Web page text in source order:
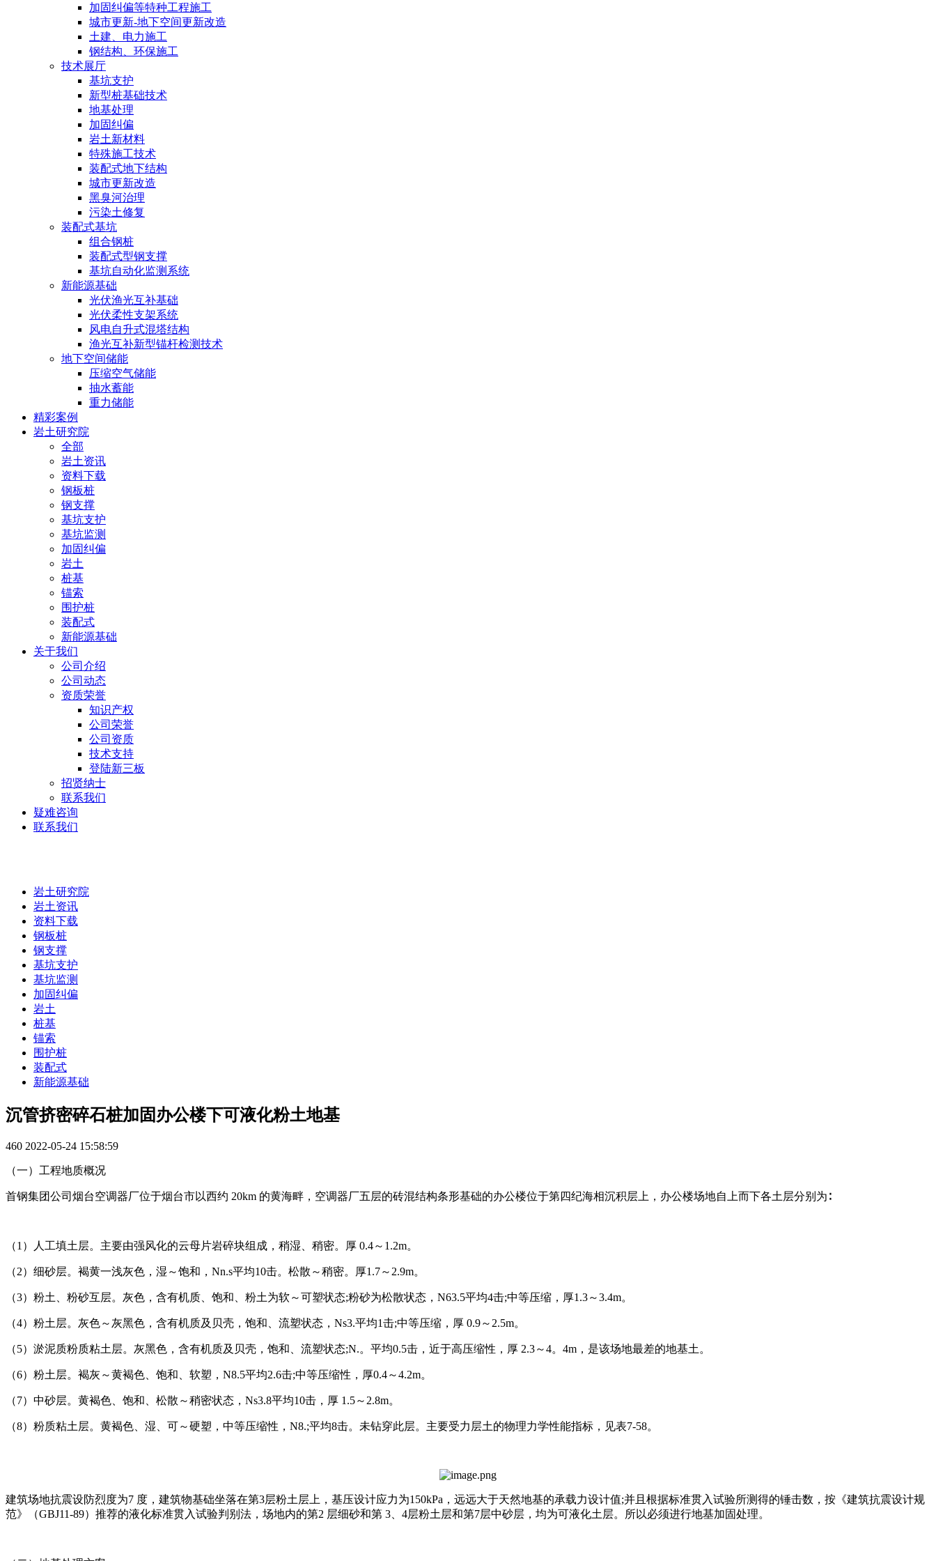
加固纠偏等特种工程施工
城市更新-地下空间更新改造
土建、电力施工
钢结构、环保施工
技术展厅
基坑支护
新型桩基础技术
地基处理
加固纠偏
岩土新材料
特殊施工技术
装配式地下结构
城市更新改造
黑臭河治理
污染土修复
装配式基坑
组合钢桩
装配式型钢支撑
基坑自动化监测系统
新能源基础
光伏渔光互补基础
光伏柔性支架系统
风电自升式混塔结构
渔光互补新型锚杆检测技术
地下空间储能
压缩空气储能
抽水蓄能
重力储能
精彩案例
岩土研究院
全部
岩土资讯
资料下载
钢板桩
钢支撑
基坑支护
基坑监测
加固纠偏
岩土
桩基
锚索
围护桩
装配式
新能源基础
关于我们
公司介绍
公司动态
资质荣誉
知识产权
公司荣誉
公司资质
技术支持
登陆新三板
招贤纳士
联系我们
疑难咨询
联系我们
岩土研究院
岩土资讯
资料下载
钢板桩
钢支撑
基坑支护
基坑监测
加固纠偏
岩土
桩基
锚索
围护桩
装配式
新能源基础
沉管挤密碎石桩加固办公楼下可液化粉土地基
460 2022-05-24 15:58:59
（一）工程地质概况
首钢集团公司烟台空调器厂位于烟台市以西约 20km 的黄海畔，空调器厂五层的砖混结构条形基础的办公楼位于第四纪海相沉积层上，办公楼场地自上而下各土层分别为∶
（1）人工填土层。主要由强风化的云母片岩碎块组成，稍湿、稍密。厚 0.4～1.2m。
（2）细砂层。褐黄一浅灰色，湿～饱和，Nn.s平均10击。松散～稍密。厚1.7～2.9m。
（3）粉土、粉砂互层。灰色，含有机质、饱和、粉土为软～可塑状态;粉砂为松散状态，N63.5平均4击;中等压缩，厚1.3～3.4m。
（4）粉土层。灰色～灰黑色，含有机质及贝壳，饱和、流塑状态，Ns3.平均1击;中等压缩，厚 0.9～2.5m。
（5）淤泥质粉质粘土层。灰黑色，含有机质及贝壳，饱和、流塑状态;N.。平均0.5击，近于高压缩性，厚 2.3～4。4m，是该场地最差的地基土。
（6）粉土层。褐灰～黄褐色、饱和、软塑，N8.5平均2.6击;中等压缩性，厚0.4～4.2m。
（7）中砂层。黄褐色、饱和、松散～稍密状态，Ns3.8平均10击，厚 1.5～2.8m。
（8）粉质粘土层。黄褐色、湿、可～硬塑，中等压缩性，N8.;平均8击。未钻穿此层。主要受力层土的物理力学性能指标，见表7-58。
建筑场地抗震设防烈度为7 度，建筑物基础坐落在第3层粉土层上，基压设计应力为150kPa，远远大于天然地基的承载力设计值;并且根据标准贯入试验所测得的锤击数，按《建筑抗震设计规
范》（GBJ11-89）推荐的液化标准贯入试验判别法，场地内的第2 层细砂和第 3、4层粉土层和第7层中砂层，均为可液化土层。所以必须进行地基加固处理。